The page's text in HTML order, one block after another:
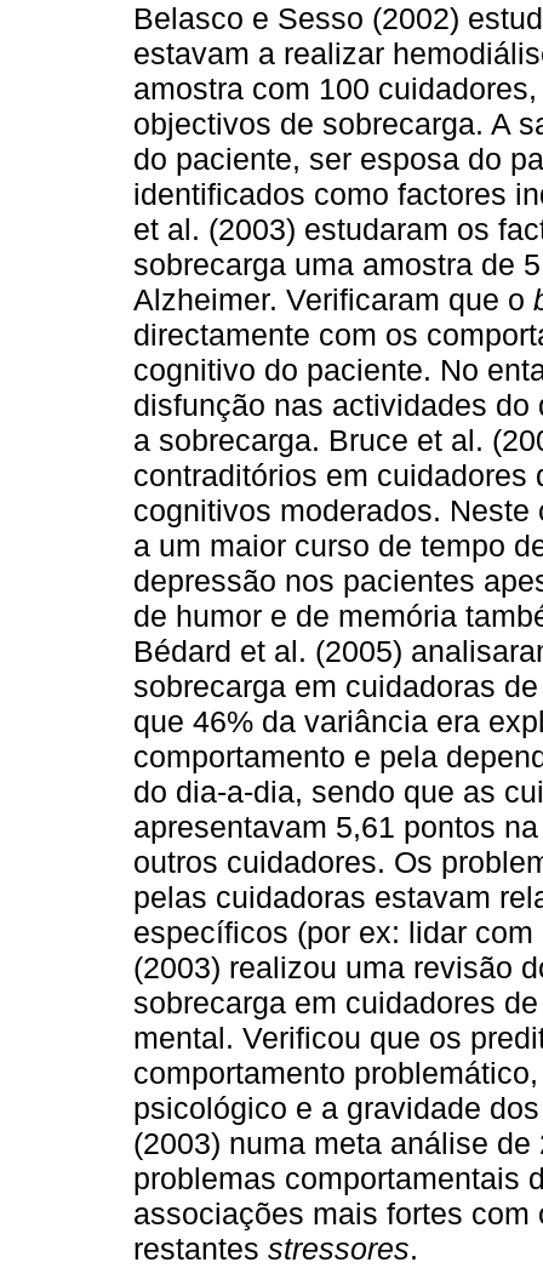
Belasco e Sesso (2002)
estavam a realizar
amostra com 100
objectivos de sobrecarga. A
do paciente, ser esposa do
identificados como factores
et al. (2003) estudaram os
sobrecarga uma amostra de
Alzheimer. Verificaram que o
directamente com os
cognitivo do paciente. No
disfunção nas actividades
a sobrecarga. Bruce et al.
contraditórios em
cognitivos moderados.
a um maior curso de tempo
depressão nos pacientes
de humor e de memória
Bédard et al. (2005)
sobrecarga em cuidadoras
que 46% da variância era
comportamento e pela
do dia-a-dia, sendo que as
apresentavam 5,61 pontos
outros cuidadores. Os
pelas cuidadoras estavam
específicos (por ex: lidar
(2003) realizou uma revisão
sobrecarga em cuidadores
mental. Verificou que os
comportamento
psicológico e a gravidade
(2003) numa meta análise
problemas comportamentais
associações mais fortes
restantes stressores.